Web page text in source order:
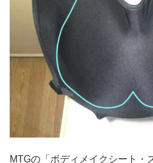
MTGの「ボディメイクシート・